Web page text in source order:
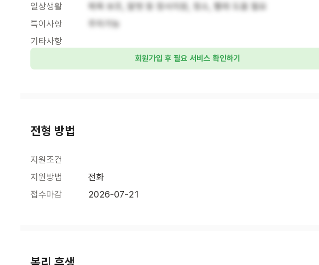
일상생활
목욕 보조, 말벗 등 정서지원, 청소, 빨래 도움 필요
특이사항
주차가능
기타사항
회원가입 후 필요 서비스 확인하기
전형 방법
지원조건
지원방법
전화
접수마감
2026-07-21